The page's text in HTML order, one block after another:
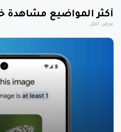
أكثر المواضيع مشاهدة
عرض الكل